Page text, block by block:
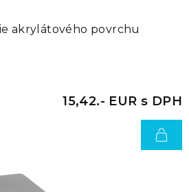
akrylátového povrchu
15,42.- EUR s DPH